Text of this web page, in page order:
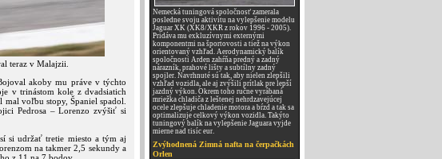
teraz v Malajzii.
akoby mu práve v týchto
v trinástom kole z dvadsiatich
voľbu stopy, Španiel spadol.
Pedrosa – Lorenzo zvýšiť si
si udržať tretie miesto a tým aj
na takmer 2,5 sekundy a
Nemecká tuningová spoločnosť zamerala
posledne svoju aktivitu na vylepšenie modelu
Jaguar XK (XK8/XKR z rokov 1996 - 2005).
Pridáva mu exkluzívnymi externými
komponentmi na športovosti a tiež na výkon
orientovaný vzhľad. Aerodynamický balík
spoločnosti Arden zahŕňa predný a zadný
nárazník, prahové lišty a subtílny zadný
spojler. Navrhnuté sú tak, aby nielen zlepšili
vzhľad vozidla, ale aj zvýšili prítlak pre lepší
jazdný výkon. Okrem toho ručne vyrábaná
mriežka chladiča z leštenej nehrdzavejúcej
ocele zlepšuje chladenie motora a bŕzd a tak sa
optimalizuje celkový výkon vozidla. Takýto
tuningový balík na vylepšenie Jaguara vyjde
mierne nad tisíc eur.
Zvýhodnená Zimná nafta na čerpačkách
Orlen